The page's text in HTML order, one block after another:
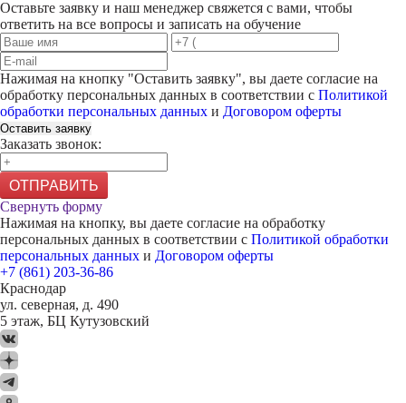
Оставьте заявку и наш менеджер свяжется с вами, чтобы
ответить на все вопросы и записать на обучение
Нажимая на кнопку "Оставить заявку", вы даете согласие на
обработку персональных данных в соответствии с Политикой
обработки персональных данных и Договором оферты
Оставить заявку
Заказать звонок:
ОТПРАВИТЬ
Свернуть форму
Нажимая на кнопку, вы даете согласие на обработку
персональных данных в соответствии с Политикой обработки
персональных данных и Договором оферты
+7 (861) 203-36-86
Краснодар
ул. северная, д. 490
5 этаж, БЦ Кутузовский